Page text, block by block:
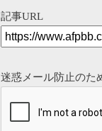
記事URL
迷惑メール防止のた